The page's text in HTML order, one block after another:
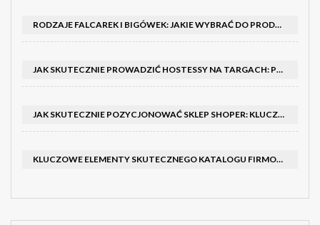
RODZAJE FALCAREK I BIGÓWEK: JAKIE WYBRAĆ DO PRODUKCJI?
JAK SKUTECZNIE PROWADZIĆ HOSTESSY NA TARGACH: PORADNIK I SZKOLENIA
JAK SKUTECZNIE POZYCJONOWAĆ SKLEP SHOPER: KLUCZOWE KROKI I STRATEGIE
KLUCZOWE ELEMENTY SKUTECZNEGO KATALOGU FIRMOWEGO I BROSZURY